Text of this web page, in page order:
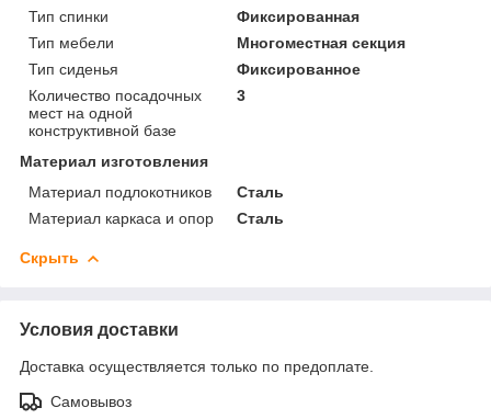
Тип спинки
Фиксированная
Тип мебели
Многоместная секция
Тип сиденья
Фиксированное
Количество посадочных
мест на одной
конструктивной базе
3
Материал изготовления
Материал подлокотников
Сталь
Материал каркаса и опор
Сталь
Скрыть
Условия доставки
Доставка осуществляется только по предоплате.
Самовывоз